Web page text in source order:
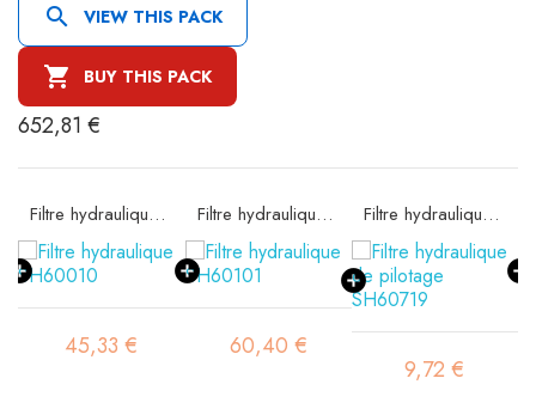
 VIEW THIS PACK
 BUY THIS PACK
652,81 €
Filtre hydraulique SH60010
45,33 €
Filtre hydraulique SH60101
60,40 €
Filtre hydraulique de pilotage SH60719
9,72 €